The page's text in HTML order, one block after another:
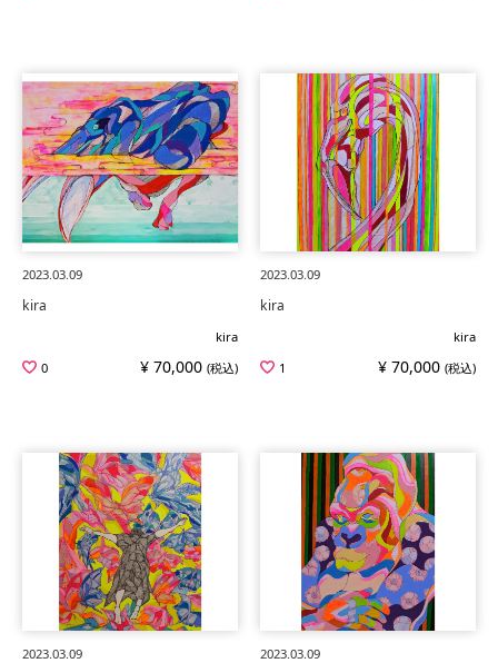
2023.03.09
kira
kira
0
¥ 70,000 (税込)
2023.03.09
kira
kira
1
¥ 70,000 (税込)
2023.03.09 2023.03.09